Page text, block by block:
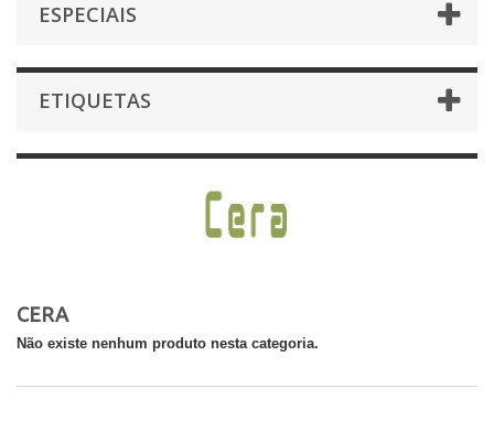
ESPECIAIS
ETIQUETAS
CERA
Não existe nenhum produto nesta categoria.